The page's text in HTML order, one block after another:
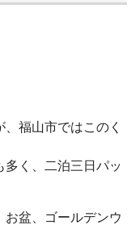
福山市ではこのく
く、二泊三日パッ
お盆、ゴールデンウ